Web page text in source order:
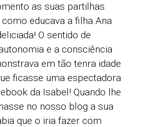
as suas partilhas
educava a filha Ana
O sentido de
e a consciência
em tão tenra idade
ficasse uma espectadora
da Isabel! Quando lhe
no nosso blog a sua
que o iria fazer com